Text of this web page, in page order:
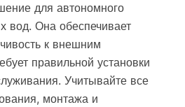
для автономного
вод. Она обеспечивает
к внешним
правильной установки
Учитывайте все
монтажа и